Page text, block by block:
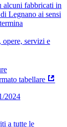
alcuni fabbricati in
Legnano ai sensi
servizi e
tabellare
2024
a tutte le